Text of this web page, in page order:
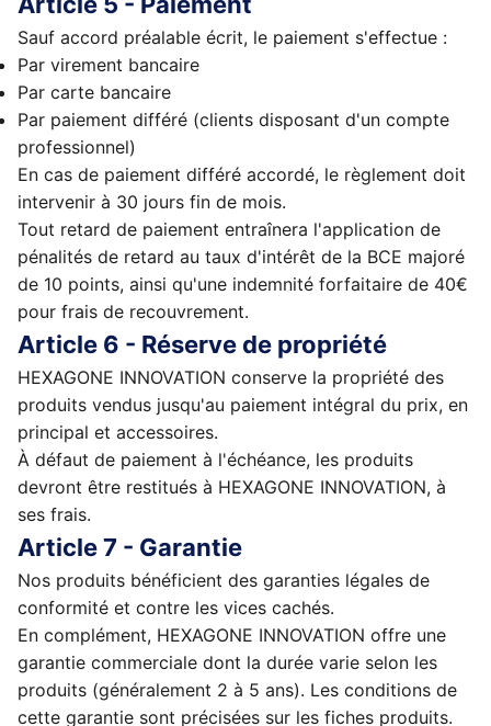
Sauf accord préalable écrit, le paiement s'effectue :
Par virement bancaire
Par carte bancaire
Par paiement différé (clients disposant d'un compte
professionnel)
En cas de paiement différé accordé, le règlement doit
intervenir à 30 jours fin de mois.
Tout retard de paiement entraînera l'application de
pénalités de retard au taux d'intérêt de la BCE majoré
de 10 points, ainsi qu'une indemnité forfaitaire de 40€
pour frais de recouvrement.
Article 6 - Réserve de propriété
HEXAGONE INNOVATION conserve la propriété des
produits vendus jusqu'au paiement intégral du prix, en
principal et accessoires.
À défaut de paiement à l'échéance, les produits
devront être restitués à HEXAGONE INNOVATION, à
ses frais.
Article 7 - Garantie
Nos produits bénéficient des garanties légales de
conformité et contre les vices cachés.
En complément, HEXAGONE INNOVATION offre une
garantie commerciale dont la durée varie selon les
produits (généralement 2 à 5 ans). Les conditions de
cette garantie sont précisées sur les fiches produits.